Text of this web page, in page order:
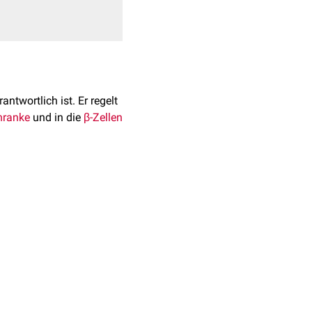
ist. Er regelt
und in die β-Zellen